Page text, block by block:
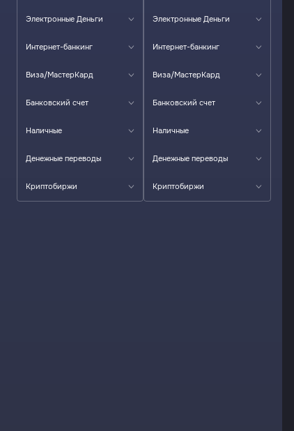
Электронные Деньги
Интернет-банкинг
Виза/МастерКард
Банковский счет
Наличные
Денежные переводы
Криптобиржи
Электронные Деньги
Интернет-банкинг
Виза/МастерКард
Банковский счет
Наличные
Денежные переводы
Криптобиржи